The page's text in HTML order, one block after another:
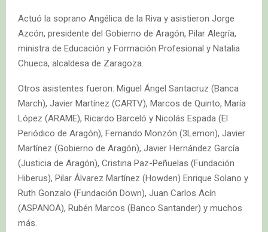
Actuó la soprano Angélica de la Riva y asistieron Jorge
Azcón, presidente del Gobierno de Aragón, Pilar Alegría,
ministra de Educación y Formación Profesional y Natalia
Chueca, alcaldesa de Zaragoza.
Otros asistentes fueron: Miguel Ángel Santacruz (Banca
March), Javier Martínez (CARTV), Marcos de Quinto, María
López (ARAME), Ricardo Barceló y Nicolás Espada (El
Periódico de Aragón), Fernando Monzón (3Lemon), Javier
Martínez (Gobierno de Aragón), Javier Hernández García
(Justicia de Aragón), Cristina Paz-Peñuelas (Fundación
Hiberus), Pilar Álvarez Martínez (Howden) Enrique Solano y
Ruth Gonzalo (Fundación Down), Juan Carlos Acín
(ASPANOA), Rubén Marcos (Banco Santander) y muchos
más.